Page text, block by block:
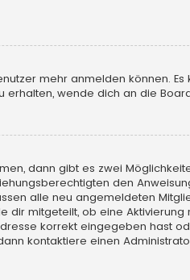
mehr anmelden können. Es
wende dich an die
dann gibt es zwei
den
alle neu angemeldeten
mitgeteilt, ob eine Aktivierung
korrekt eingegeben hast
kontaktiere einen